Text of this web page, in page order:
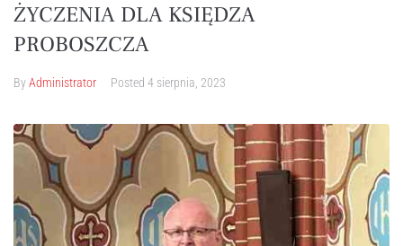
ŻYCZENIA DLA KSIĘDZA
PROBOSZCZA
ByAdministrator Posted 4 sierpnia, 2023